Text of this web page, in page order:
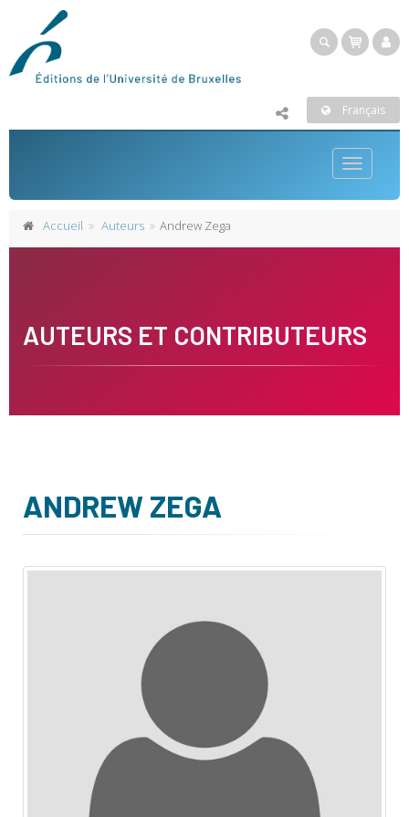
Français
Toggle
Accueil Auteurs Andrew Zega
AUTEURS ET CONTRIBUTEURS
ANDREW ZEGA